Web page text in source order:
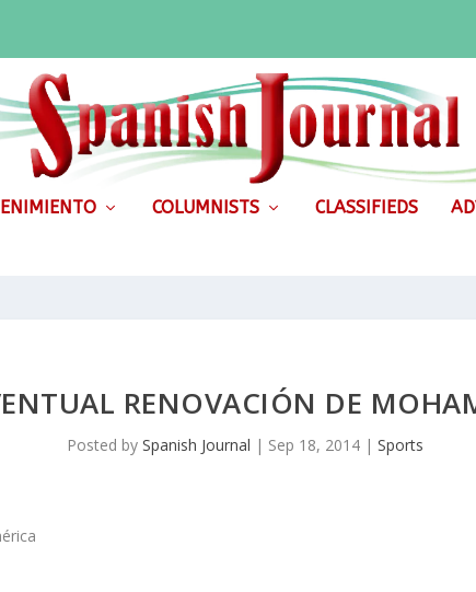
COLUMNISTS CLASSIFIEDS
RENOVACIÓN DE
Posted by Spanish Journal | Sep 18, 2014 | Sports